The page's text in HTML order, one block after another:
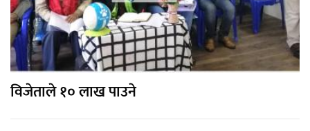
विजेताले १० लाख पाउने